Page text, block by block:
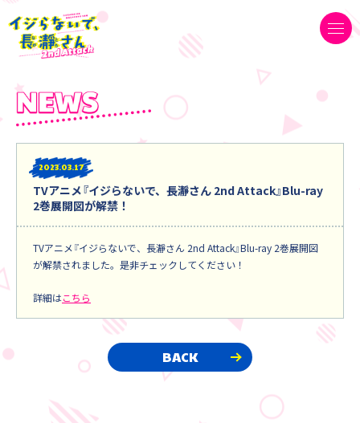
2023 03.17
TVアニメ『イジらないで、長瀞さん 2nd Attack』Blu-ray
2巻展開図が解禁！
TVアニメ『イジらないで、長瀞さん 2nd Attack』Blu-ray 2巻展開図
が解禁されました。是非チェックしてください！
詳細はこちら
BACK